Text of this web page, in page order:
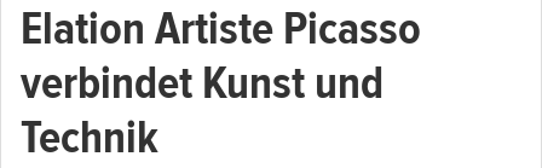
Elation Artiste Picasso
verbindet Kunst und
Technik